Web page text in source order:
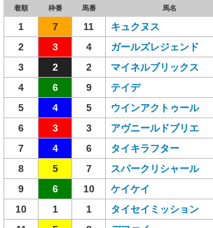
着順 枠番 馬番 馬名
1 7 11 キュクヌス
2
3 4 ガールズレジェンド
3
2 2 マイネルブリックス
4
6 9 テイデ
5
4 5 ウインアクトゥール
6
3 3 アヴニールドブリエ
7
4 6 タイキラフター
8
5 7 スパークリシャール
9
6 10 ケイケイ
10
1 1 タイセイミッション